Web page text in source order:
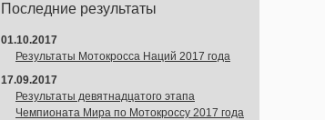
Последние результаты
01.10.2017
Результаты Мотокросса Наций 2017 года
17.09.2017
Результаты девятнадцатого этапа
Чемпионата Мира по Мотокроссу 2017 года